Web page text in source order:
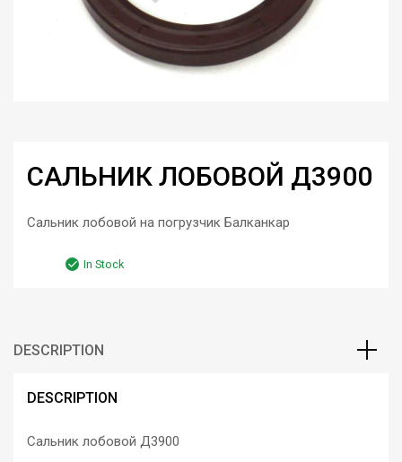
САЛЬНИК ЛОБОВОЙ Д3900
Сальник лобовой на погрузчик Балканкар
In Stock
DESCRIPTION
DESCRIPTION
Сальник лобовой Д3900